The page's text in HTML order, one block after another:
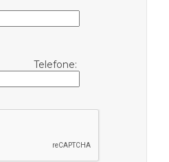
Telefone: